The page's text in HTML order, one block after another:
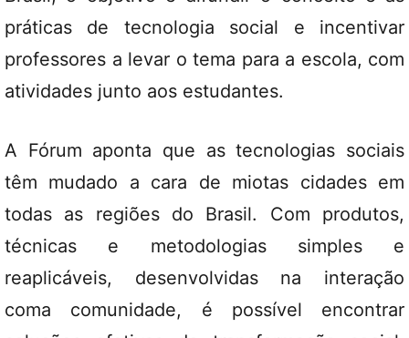
práticas de tecnologia social e incentivar
professores a levar o tema para a escola, com
atividades junto aos estudantes.
A Fórum aponta que as tecnologias sociais
têm mudado a cara de miotas cidades em
todas as regiões do Brasil. Com produtos,
técnicas e metodologias simples e
reaplicáveis, desenvolvidas na interação
coma comunidade, é possível encontrar